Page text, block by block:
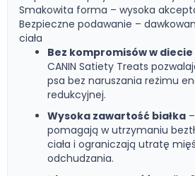
Smakowita forma – wysoka
Bezpieczne podawanie –
ciała
Bez kompromisów w diecie
CANIN Satiety Treats
psa bez naruszania reżimu
redukcyjnej.
Wysoka zawartość białka
pomagają w utrzymaniu
ciała i ograniczają utratę
odchudzania.